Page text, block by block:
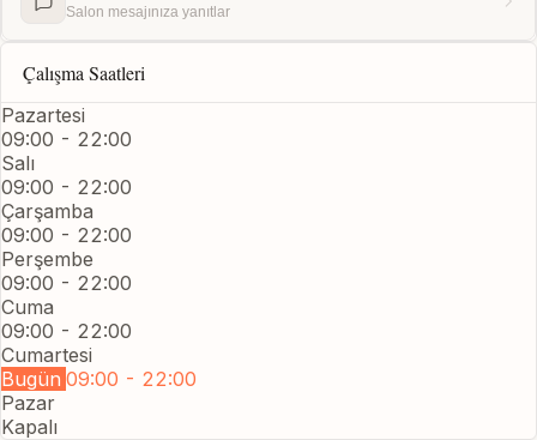
Salon mesajınıza yanıtlar
Çalışma Saatleri
Pazartesi
09:00 - 22:00
Salı
09:00 - 22:00
Çarşamba
09:00 - 22:00
Perşembe
09:00 - 22:00
Cuma
09:00 - 22:00
Cumartesi
Bugün 09:00 - 22:00
Pazar
Kapalı